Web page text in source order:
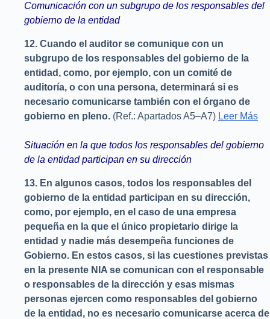
Comunicación con un subgrupo de los responsables del
gobierno de la entidad
12. Cuando el auditor se comunique con un
subgrupo de los responsables del gobierno de la
entidad, como, por ejemplo, con un comité de
auditoría, o con una persona, determinará si es
necesario comunicarse también con el órgano de
gobierno en pleno. (Ref.: Apartados A5–A7) Leer Más
Situación en la que todos los responsables del gobierno
de la entidad participan en su dirección
13. En algunos casos, todos los responsables del
gobierno de la entidad participan en su dirección,
como, por ejemplo, en el caso de una empresa
pequeña en la que el único propietario dirige la
entidad y nadie más desempeña funciones de
Gobierno. En estos casos, si las cuestiones previstas
en la presente NIA se comunican con el responsable
o responsables de la dirección y esas mismas
personas ejercen como responsables del gobierno
de la entidad, no es necesario comunicarse acerca de